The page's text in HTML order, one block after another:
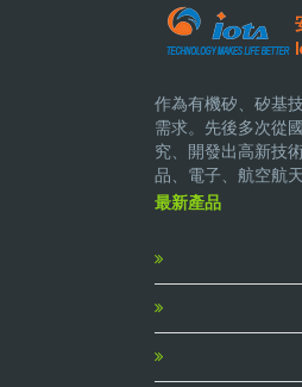
作為有機矽、矽基
需求。先後多次從
究、開發出高新技
品、電子、航空航
最新產品